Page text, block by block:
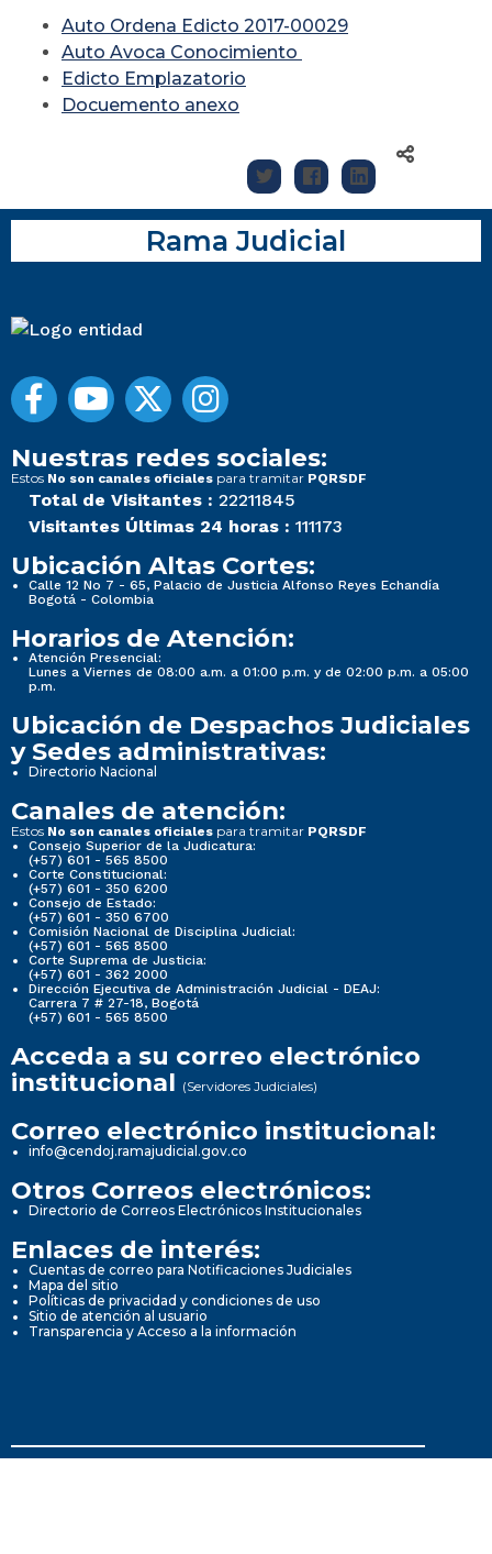
Auto Ordena Edicto 2017-00029
Auto Avoca Conocimiento
Edicto Emplazatorio
Docuemento anexo
Rama Judicial
Nuestras redes sociales:
Estos No son canales oficiales para tramitar PQRSDF
Total de Visitantes : 22211845
Visitantes Últimas 24 horas : 111173
Ubicación Altas Cortes:
Calle 12 No 7 - 65, Palacio de Justicia Alfonso Reyes Echandía
Bogotá - Colombia
Horarios de Atención:
Atención Presencial:
Lunes a Viernes de 08:00 a.m. a 01:00 p.m. y de 02:00 p.m. a 05:00
p.m.
Ubicación de Despachos Judiciales
y Sedes administrativas:
Directorio Nacional
Canales de atención:
Estos No son canales oficiales para tramitar PQRSDF
Consejo Superior de la Judicatura:
(+57) 601 - 565 8500
Corte Constitucional:
(+57) 601 - 350 6200
Consejo de Estado:
(+57) 601 - 350 6700
Comisión Nacional de Disciplina Judicial:
(+57) 601 - 565 8500
Corte Suprema de Justicia:
(+57) 601 - 362 2000
Dirección Ejecutiva de Administración Judicial - DEAJ:
Carrera 7 # 27-18, Bogotá
(+57) 601 - 565 8500
Acceda a su correo electrónico
institucional (Servidores Judiciales)
Correo electrónico institucional:
info@cendoj.ramajudicial.gov.co
Otros Correos electrónicos:
Directorio de Correos Electrónicos Institucionales
Enlaces de interés:
Cuentas de correo para Notificaciones Judiciales
Mapa del sitio
Políticas de privacidad y condiciones de uso
Sitio de atención al usuario
Transparencia y Acceso a la información